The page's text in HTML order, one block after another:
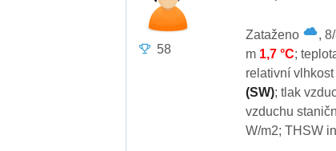
58
Zataženo
,
m 1,7 °C;
relativní
(SW); tlak
vzduchu
W/m2; THSW